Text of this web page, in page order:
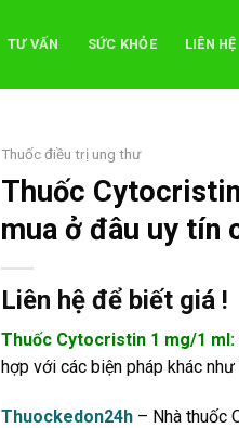
TƯ VẤN SỨC KHỎE LIÊN HỆ
Thuốc điều trị ung thư
Thuốc
mua ở đâu uy tín
Liên hệ để biết giá !
Thuốc Cytocristin 1 mg/1 ml:
hợp với các biện pháp khác như
Thuockedon24h – Nhà thuốc